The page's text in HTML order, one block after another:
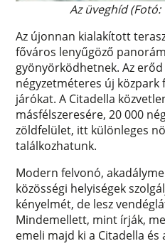
Az üveghíd
Az újonnan kialakított
főváros lenyűgöző
gyönyörködhetnek. Az
négyzetméteres új közpark
járókat. A Citadella
másfélszeresére, 20 000
zöldfelület, itt különleges
találkozhatunk.
Modern felvonó,
közösségi helyiségek
kényelmét, de lesz
Mindemellett, mint írják,
emeli majd ki a Citadella és